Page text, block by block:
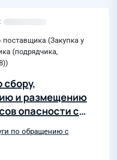
поставщика (Закупка у
(подрядчика,
сбору,
и размещению
опасности с
Томск»,
территории
по обращению с